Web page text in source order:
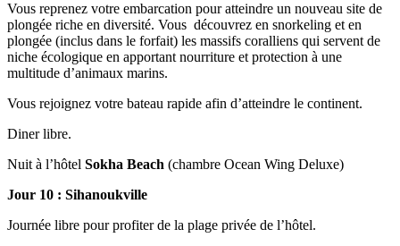
Vous reprenez votre embarcation pour atteindre un nouveau site de
plongée riche en diversité. Vous découvrez en snorkeling et en
plongée (inclus dans le forfait) les massifs coralliens qui servent de
niche écologique en apportant nourriture et protection à une
multitude d’animaux marins.
Vous rejoignez votre bateau rapide afin d’atteindre le continent.
Diner libre.
Nuit à l’hôtel Sokha Beach (chambre Ocean Wing Deluxe)
Jour 10 : Sihanoukville
Journée libre pour profiter de la plage privée de l’hôtel.